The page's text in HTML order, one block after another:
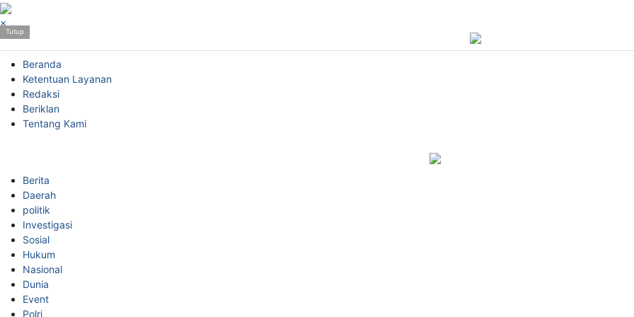
>
×
Beranda
Ketentuan Layanan
Redaksi
Beriklan
Tentang Kami
Berita
Daerah
politik
Investigasi
Sosial
Hukum
Nasional
Dunia
Event
Polri
Tutup